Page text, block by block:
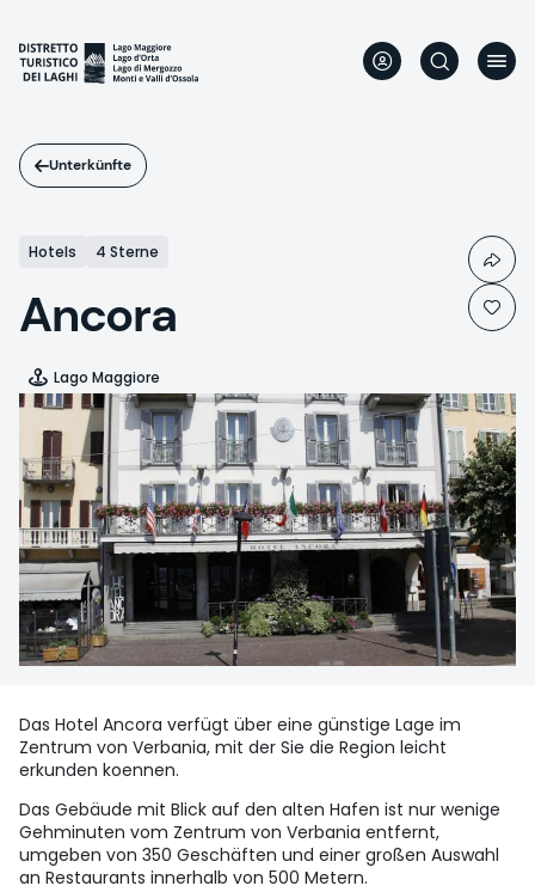
Inhalt
Unterkünfte
Hotels 4 Sterne
Ancora
Lago Maggiore
Das Hotel Ancora verfügt über eine günstige Lage im
Zentrum von Verbania, mit der Sie die Region leicht
erkunden koennen.
Das Gebäude mit Blick auf den alten Hafen ist nur wenige
Gehminuten vom Zentrum von Verbania entfernt,
umgeben von 350 Geschäften und einer großen Auswahl
an Restaurants innerhalb von 500 Metern.